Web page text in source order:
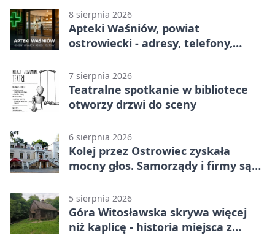
8 sierpnia 2026
Apteki Waśniów, powiat
ostrowiecki - adresy, telefony,
7 sierpnia 2026
Teatralne spotkanie w bibliotece
otworzy drzwi do sceny
6 sierpnia 2026
Kolej przez Ostrowiec zyskała
mocny głos. Samorządy i firmy są
5 sierpnia 2026
Góra Witosławska skrywa więcej
niż kaplicę - historia miejsca z